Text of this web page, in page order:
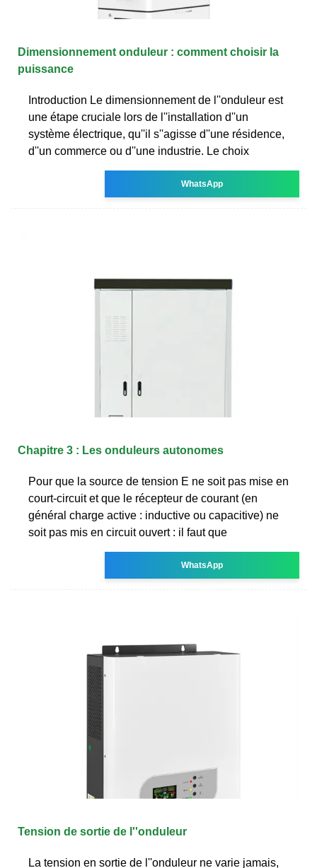
Dimensionnement onduleur : comment choisir la
puissance
Introduction Le dimensionnement de l''onduleur est
une étape cruciale lors de l''installation d''un
système électrique, qu''il s''agisse d''une résidence,
d''un commerce ou d''une industrie. Le choix
WhatsApp
Chapitre 3 : Les onduleurs autonomes
Pour que la source de tension E ne soit pas mise en
court-circuit et que le récepteur de courant (en
général charge active : inductive ou capacitive) ne
soit pas mis en circuit ouvert : il faut que
WhatsApp
Tension de sortie de l''onduleur
La tension en sortie de l''onduleur ne varie jamais,